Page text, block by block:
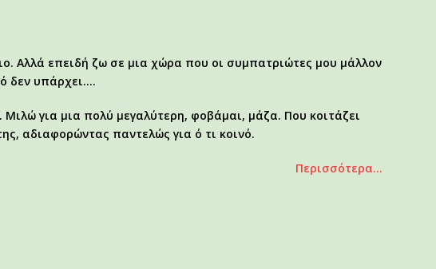
Αλλά επειδή ζω σε μια χώρα που οι συμπατριώτες μου μάλλον
δεν υπάρχει….
για μια πολύ μεγαλύτερη, φοβάμαι, μάζα. Που κοιτάζει
αδιαφορώντας παντελώς για ό τι κοινό.
Περισσότερα...